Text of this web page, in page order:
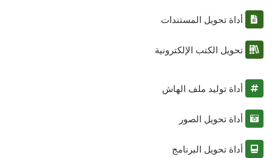
أداة تحويل المستندات
تحويل الكتب الإلكترونية
أداة توليد ملف الهاش
أداة تحويل الصور
أداة تحويل البرنامج